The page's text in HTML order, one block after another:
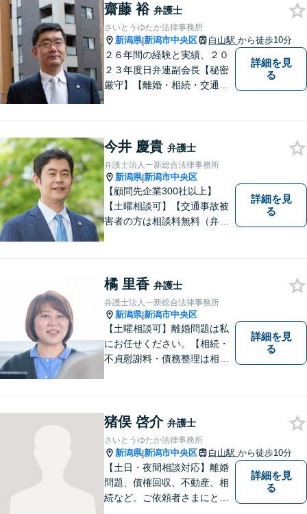
災・不貞慰謝料は相談料初回
無料】【顧問先企業300社以
上】
齋藤 裕 弁護士
さいとうゆたか法律事務所
新潟県|新潟市中央区 白山駅 から徒歩10分
２６年間の経験と実績、２０
２３年度日弁連副会長【秘密
厳守】【離婚・相続・交通事
詳細を見
る
今井 慶貴 弁護士
弁護士法人一新総合法律事務所
新潟県|新潟市中央区
【顧問先企業300社以上】
【土曜相談可】【交通事故被
害者の方は相談料無料（弁護
無料】
詳細を見
る
橘 里香 弁護士
弁護士法人一新総合法律事務所
新潟県|新潟市中央区
【土曜相談可】離婚問題は私
にお任せください。【相続・
不貞慰謝料・債務整理は相談
く）】
詳細を見
る
猪俣 啓介 弁護士
さいとうゆたか法律事務所
新潟県|新潟市中央区 白山駅 から徒歩10分
【土日・夜間相談対応】離婚
問題、債権回収、不動産、相
続など。ご依頼者さまにとっ
詳細を見
る